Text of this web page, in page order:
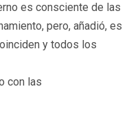
es consciente de las
pero, añadió, es
y todos los
con las